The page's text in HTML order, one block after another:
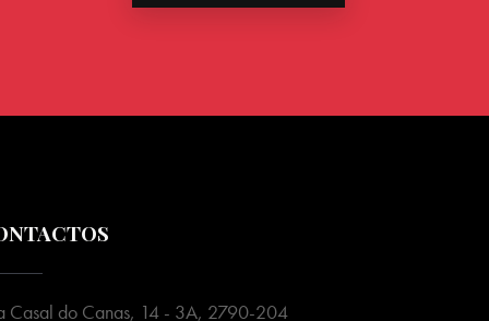
Casal do Canas, 14 - 3A, 2790-204